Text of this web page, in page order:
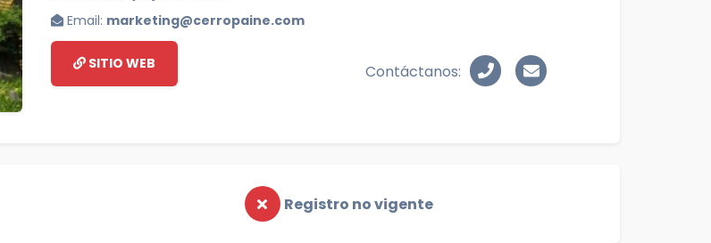
Email: marketing@cerropaine.com
SITIO WEB Contáctanos:
Registro no vigente